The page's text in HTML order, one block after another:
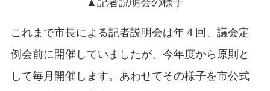
これまで市長による記者説明会は年４回、議会定
例会前に開催していましたが、今年度から原則と
して毎月開催します。あわせてその様子を市公式